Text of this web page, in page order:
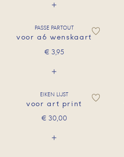
PASSE PARTOUT
voor a6 wenskaart
€ 3,95
EIKEN LIJST
voor art print
€ 30,00